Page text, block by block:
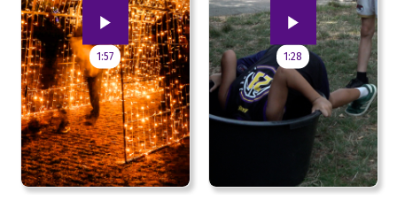
1:57 1:28